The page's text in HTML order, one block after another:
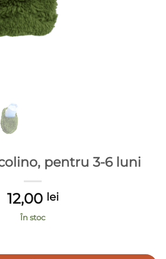
pentru 3-6 luni
12,00 lei
În stoc
pentru 3-6 luni